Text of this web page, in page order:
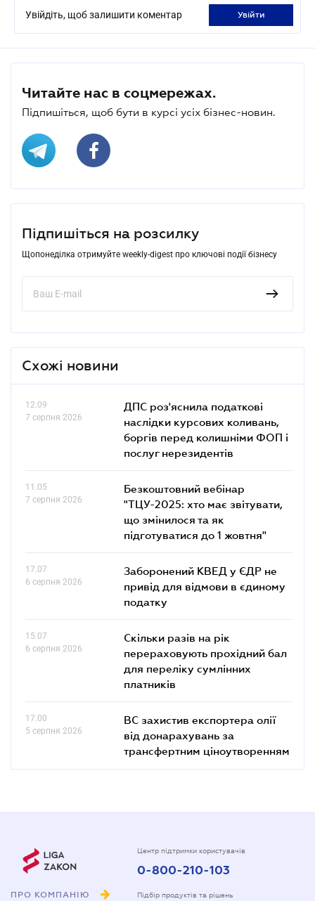
Увійдіть, щоб залишити коментар увійти
Читайте нас в соцмережах.
Підпишіться, щоб бути в курсі усіх бізнес-новин.
Підпишіться на розсилку
Щопонеділка отримуйте weekly-digest про ключові події бізнесу
Схожі новини
12.09
7 серпня 2026
ДПС роз'яснила податкові
наслідки курсових коливань,
боргів перед колишніми ФОП і
послуг нерезидентів
11.05
7 серпня 2026
Безкоштовний вебінар
"ТЦУ-2025: хто має звітувати,
що змінилося та як
підготуватися до 1 жовтня"
17.07
6 серпня 2026
Заборонений КВЕД у ЄДР не
привід для відмови в єдиному
податку
15.07
6 серпня 2026
Скільки разів на рік
перераховують прохідний бал
для переліку сумлінних
платників
17.00
5 серпня 2026
ВС захистив експортера олії
від донарахувань за
трансфертним ціноутворенням
ПРО КОМПАНІЮ
Центр підтримки користувачів
0-800-210-103
Підбір продуктів та рішень